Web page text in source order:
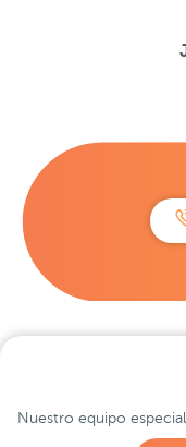
Nuestro equipo